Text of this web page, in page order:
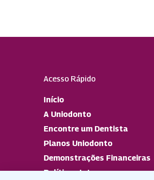
Acesso Rápido
Início
A Uniodonto
Encontre um Dentista
Planos Uniodonto
Demonstrações Financeiras
Políticas Internas